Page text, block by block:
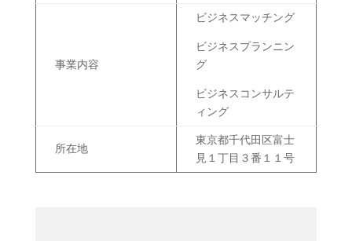
事業内容
ビジネスマッチング
ビジネスプランニン
グ
ビジネスコンサルテ
ィング
所在地
東京都千代田区富士
見１丁目３番１１号